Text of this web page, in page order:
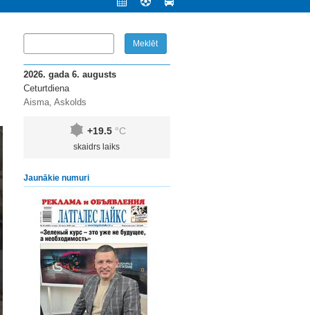
2026. gada 6. augusts
Ceturtdiena
Aisma, Askolds
+19.5 °C
skaidrs laiks
Jaunākie numuri